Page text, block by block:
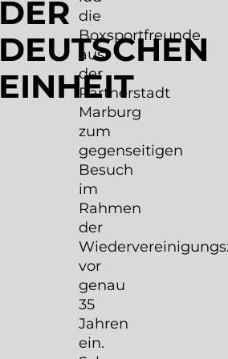
DER
DEUTSCHEN
EINHEIT
die
Boxsportfreunde
aus
der
Partnerstadt
Marburg
zum
gegenseitigen
Besuch
im
Rahmen
der
vor
genau
35
Jahren
ein.